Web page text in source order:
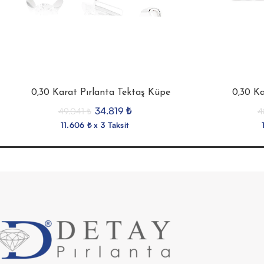
0,30 Karat Pırlanta Tektaş Küpe
49.041₺ 34.819 ₺
11.606 ₺ x 3 Taksit
0,30